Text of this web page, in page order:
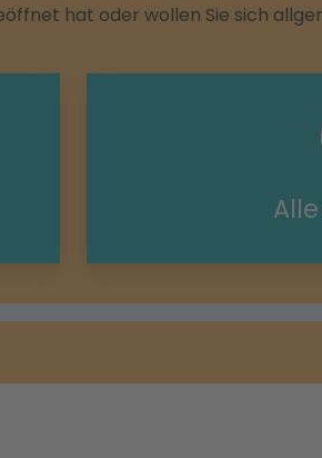
hat oder wollen Sie sich